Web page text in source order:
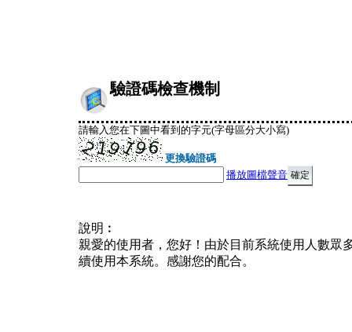
驗證碼檢查機制
請輸入您在下圖中看到的字元(字母區分大小寫)
更換驗證碼
播放圖檔聲音
說明︰
親愛的使用者，您好！由於目前系統使用人數眾
續使用本系統。感謝您的配合。